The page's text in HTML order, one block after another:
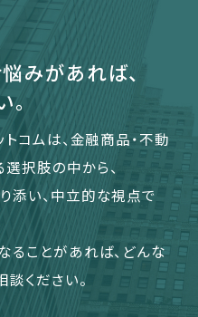
みがあれば、
トコムは、金融商品・不動
選択肢の中から、
添い、中立的な視点で
ることがあれば、どんな
ください。